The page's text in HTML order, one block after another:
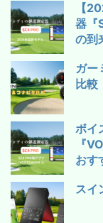
【
器『
の到
ガー
比較
ボイ
『
おす
スイ